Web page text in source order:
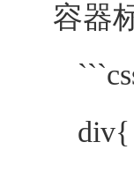
容器
div{